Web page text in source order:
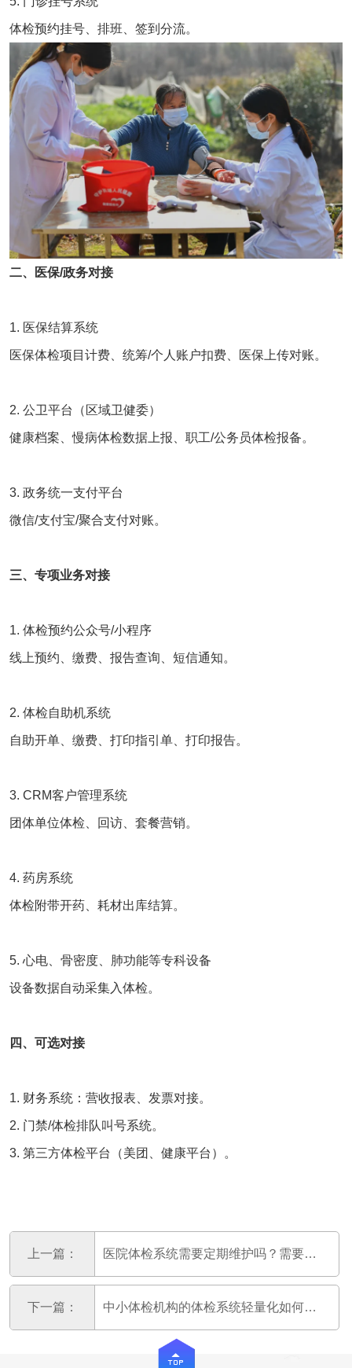
体检预约挂号、排班、签到分流。
二、医保/政务对接
1. 医保结算系统
医保体检项目计费、统筹/个人账户扣费、医保上传对账。
2. 公卫平台（区域卫健委）
健康档案、慢病体检数据上报、职工/公务员体检报备。
3. 政务统一支付平台
微信/支付宝/聚合支付对账。
三、专项业务对接
1. 体检预约公众号/小程序
线上预约、缴费、报告查询、短信通知。
2. 体检自助机系统
自助开单、缴费、打印指引单、打印报告。
3. CRM客户管理系统
团体单位体检、回访、套餐营销。
4. 药房系统
体检附带开药、耗材出库结算。
5. 心电、骨密度、肺功能等专科设备
设备数据自动采集入体检。
四、可选对接
1. 财务系统：营收报表、发票对接。
2. 门禁/体检排队叫号系统。
3. 第三方体检平台（美团、健康平台）。
上一篇： 医院体检系统需要定期维护吗？需要注意哪些问题？
下一篇： 中小体检机构的体检系统轻量化如何实施